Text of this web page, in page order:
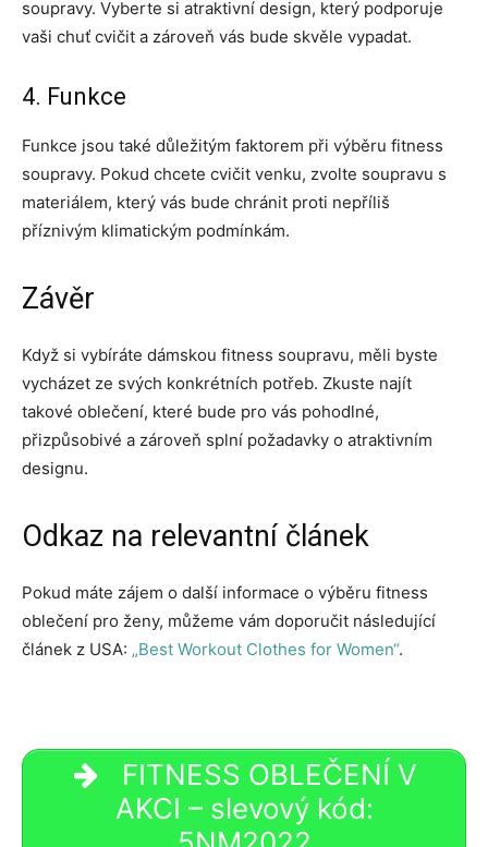
soupravy. Vyberte si atraktivní design, který podporuje
vaši chuť cvičit a zároveň vás bude skvěle vypadat.
4. Funkce
Funkce jsou také důležitým faktorem při výběru fitness
soupravy. Pokud chcete cvičit venku, zvolte soupravu s
materiálem, který vás bude chránit proti nepříliš
příznivým klimatickým podmínkám.
Závěr
Když si vybíráte dámskou fitness soupravu, měli byste
vycházet ze svých konkrétních potřeb. Zkuste najít
takové oblečení, které bude pro vás pohodlné,
přizpůsobivé a zároveň splní požadavky o atraktivním
designu.
Odkaz na relevantní článek
Pokud máte zájem o další informace o výběru fitness
oblečení pro ženy, můžeme vám doporučit následující
článek z USA: „Best Workout Clothes for Women“.
FITNESS OBLEČENÍ V
AKCI – slevový kód: